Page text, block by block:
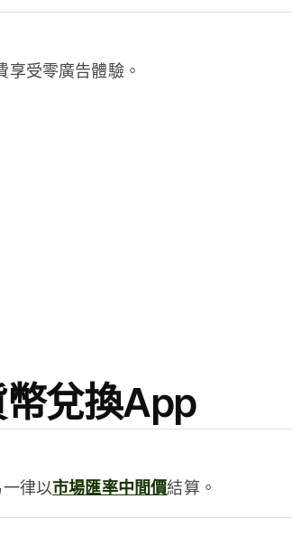
享受零廣告體驗。
兌換App
律以市場匯率中間價結算。